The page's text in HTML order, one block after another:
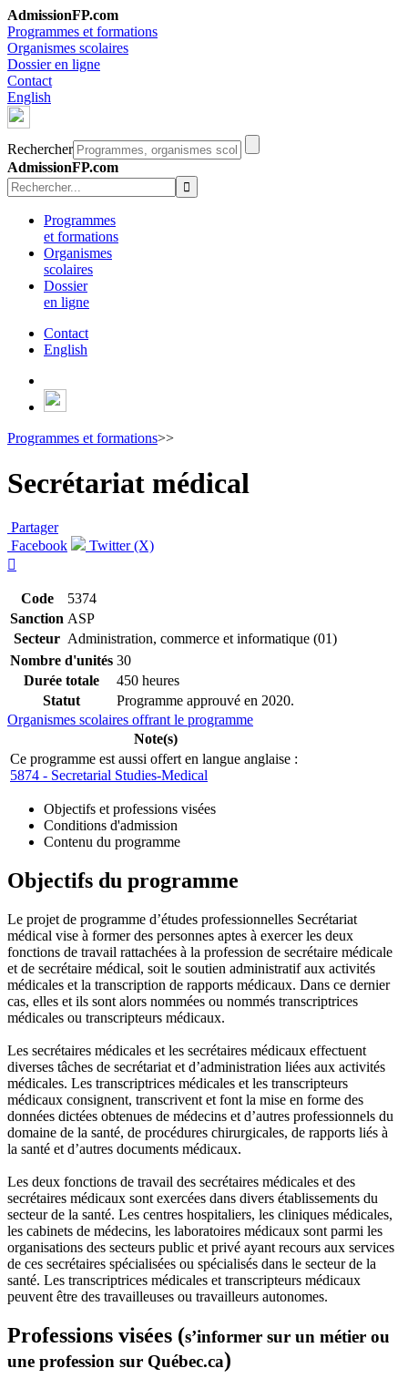
AdmissionFP.com
Programmes et formations
Organismes scolaires
Dossier en ligne
Contact
English
Rechercher
AdmissionFP.com
Programmes
et formations
Organismes
scolaires
Dossier
en ligne
Contact
English
Programmes et formations>>
Secrétariat médical
Partager
Facebook
Twitter (X)

Code
5374
Sanction ASP
Secteur Administration, commerce et informatique (01)
Nombre d'unités 30
Durée totale
450 heures
Statut
Programme approuvé en 2020.
Organismes scolaires offrant le programme
Note(s)
Ce programme est aussi offert en langue anglaise :
5874 - Secretarial Studies-Medical
Objectifs et professions visées
Conditions d'admission
Contenu du programme
Objectifs du programme
Le projet de programme d’études professionnelles Secrétariat
médical vise à former des personnes aptes à exercer les deux
fonctions de travail rattachées à la profession de secrétaire médicale
et de secrétaire médical, soit le soutien administratif aux activités
médicales et la transcription de rapports médicaux. Dans ce dernier
cas, elles et ils sont alors nommées ou nommés transcriptrices
médicales ou transcripteurs médicaux.
Les secrétaires médicales et les secrétaires médicaux effectuent
diverses tâches de secrétariat et d’administration liées aux activités
médicales. Les transcriptrices médicales et les transcripteurs
médicaux consignent, transcrivent et font la mise en forme des
données dictées obtenues de médecins et d’autres professionnels du
domaine de la santé, de procédures chirurgicales, de rapports liés à
la santé et d’autres documents médicaux.
Les deux fonctions de travail des secrétaires médicales et des
secrétaires médicaux sont exercées dans divers établissements du
secteur de la santé. Les centres hospitaliers, les cliniques médicales,
les cabinets de médecins, les laboratoires médicaux sont parmi les
organisations des secteurs public et privé ayant recours aux services
de ces secrétaires spécialisées ou spécialisés dans le secteur de la
santé. Les transcriptrices médicales et transcripteurs médicaux
peuvent être des travailleuses ou travailleurs autonomes.
Professions visées (s’informer sur un métier ou
une profession sur Québec.ca)